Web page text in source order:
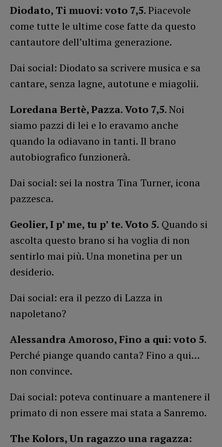
Diodato, Ti muovi: voto 7,5. Piacevole
come tutte le ultime cose fatte da questo
cantautore dell’ultima generazione.
Dai social: Diodato sa scrivere musica e sa
cantare, senza lagne, autotune e miagolii.
Loredana Bertè, Pazza. Voto 7,5. Noi
siamo pazzi di lei e lo eravamo anche
quando la odiavano in tanti. Il brano
autobiografico funzionerà.
Dai social: sei la nostra Tina Turner, icona
pazzesca.
Geolier, I p’ me, tu p’ te. Voto 5. Quando si
ascolta questo brano si ha voglia di non
sentirlo mai più. Una monetina per un
desiderio.
Dai social: era il pezzo di Lazza in
napoletano?
Alessandra Amoroso, Fino a qui: voto 5.
Perché piange quando canta? Fino a qui…
non convince.
Dai social: poteva continuare a mantenere il
primato di non essere mai stata a Sanremo.
The Kolors, Un ragazzo una ragazza: